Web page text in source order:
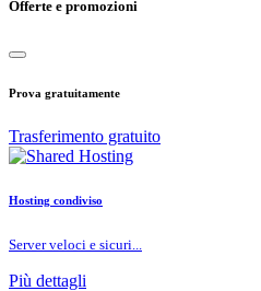
Offerte e promozioni
Prova gratuitamente
Trasferimento gratuito
Hosting condiviso
Server veloci e sicuri...
Più dettagli